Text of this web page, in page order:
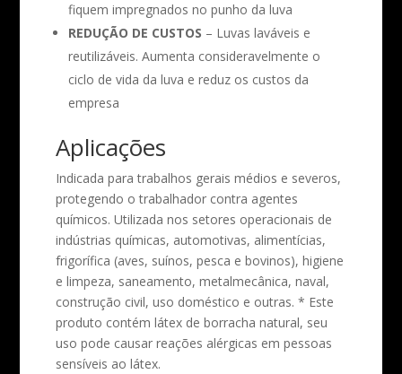
fiquem impregnados no punho da luva
REDUÇÃO DE CUSTOS – Luvas laváveis e
reutilizáveis. Aumenta consideravelmente o
ciclo de vida da luva e reduz os custos da
empresa
Aplicações
Indicada para trabalhos gerais médios e severos,
protegendo o trabalhador contra agentes
químicos. Utilizada nos setores operacionais de
indústrias químicas, automotivas, alimentícias,
frigorífica (aves, suínos, pesca e bovinos), higiene
e limpeza, saneamento, metalmecânica, naval,
construção civil, uso doméstico e outras. * Este
produto contém látex de borracha natural, seu
uso pode causar reações alérgicas em pessoas
sensíveis ao látex.